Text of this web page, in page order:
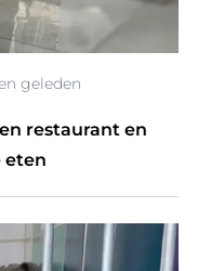
geleden
restaurant en
eten